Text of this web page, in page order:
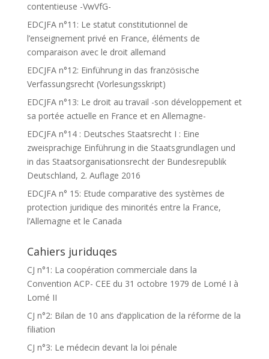
contentieuse -VwVfG-
EDCJFA n°11: Le statut constitutionnel de
l’enseignement privé en France, éléments de
comparaison avec le droit allemand
EDCJFA n°12: Einführung in das französische
Verfassungsrecht (Vorlesungsskript)
EDCJFA n°13: Le droit au travail -son développement et
sa portée actuelle en France et en Allemagne-
EDCJFA n°14 : Deutsches Staatsrecht I : Eine
zweisprachige Einführung in die Staatsgrundlagen und
in das Staatsorganisationsrecht der Bundesrepublik
Deutschland, 2. Auflage 2016
EDCJFA n° 15: Etude comparative des systèmes de
protection juridique des minorités entre la France,
l’Allemagne et le Canada
Cahiers juriduqes
CJ n°1: La coopération commerciale dans la
Convention ACP- CEE du 31 octobre 1979 de Lomé I à
Lomé II
CJ n°2: Bilan de 10 ans d’application de la réforme de la
filiation
CJ n°3: Le médecin devant la loi pénale